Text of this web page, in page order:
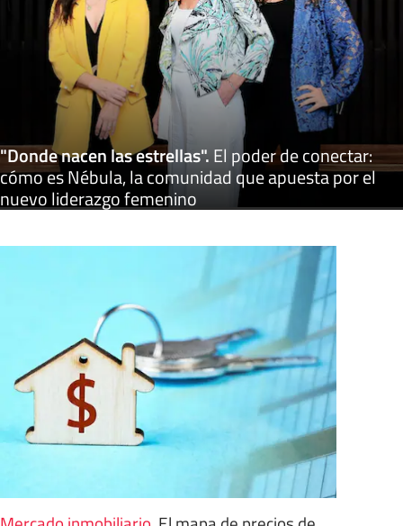
"Donde nacen las estrellas".El poder de conectar:
cómo es Nébula, la comunidad que apuesta por el
nuevo liderazgo femenino